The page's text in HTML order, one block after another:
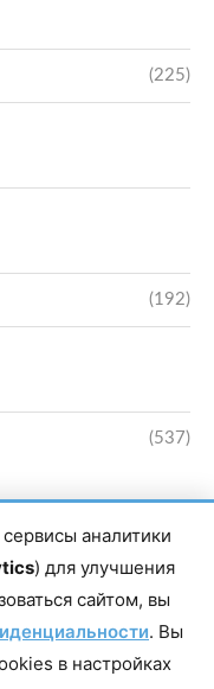
(225)
(192)
(537)
Тимур Нухович. Контакты
По вопросам
д. 1а. Все права защищены.
аналитики
) для улучшения
сайтом, вы
. Вы
в настройках